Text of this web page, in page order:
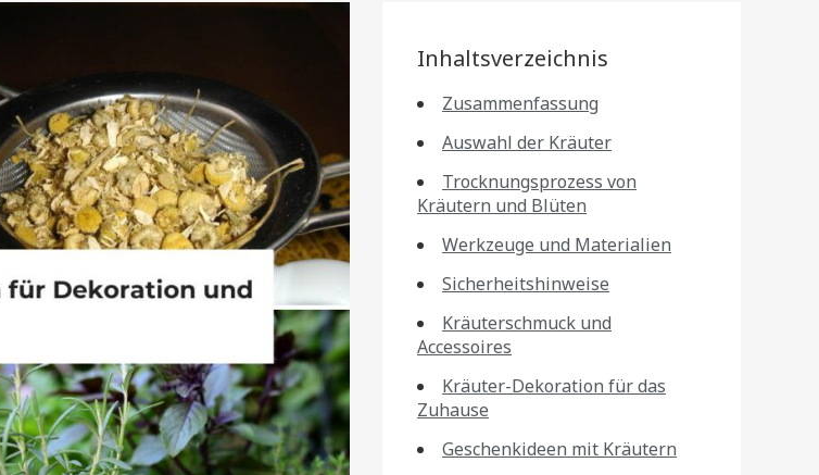
Inhaltsverzeichnis
Zusammenfassung
Auswahl der Kräuter
Trocknungsprozess von
Kräutern und Blüten
Werkzeuge und Materialien
Sicherheitshinweise
Kräuterschmuck und
Accessoires
Kräuter-Dekoration für das
Zuhause
Geschenkideen mit Kräutern